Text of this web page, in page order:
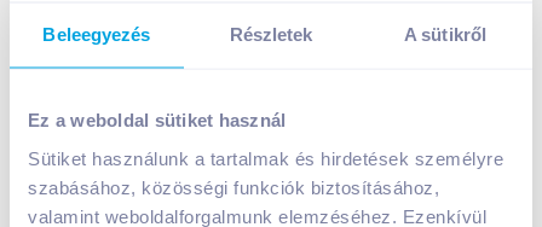
Beleegyezés Részletek A sütikről
Ez a weboldal sütiket használ
Sütiket használunk a tartalmak és hirdetések személyre
szabásához, közösségi funkciók biztosításához,
valamint weboldalforgalmunk elemzéséhez. Ezenkívül
Pöttyös Óriás Túró Rudi 51 g étbevonóval,
mogyorókrémes